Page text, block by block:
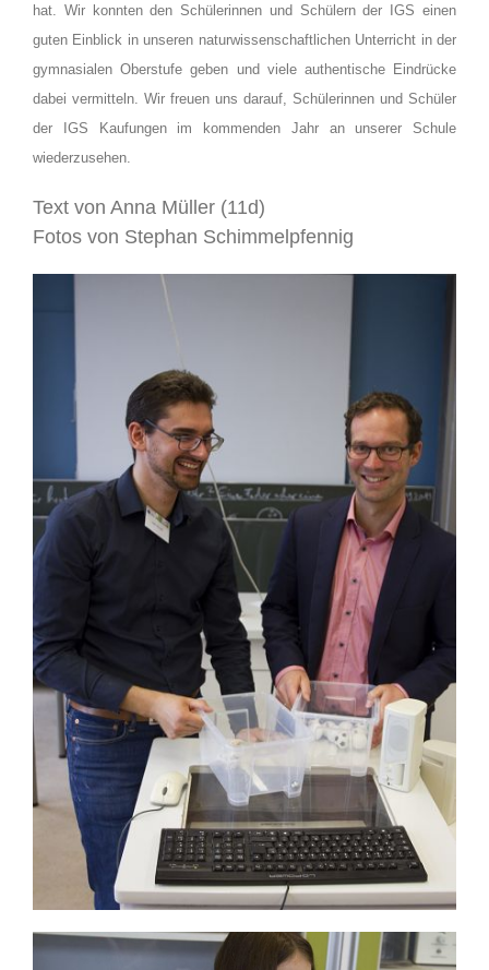
hat. Wir konnten den Schülerinnen und Schülern der IGS einen
guten Einblick in unseren naturwissenschaftlichen Unterricht in der
gymnasialen Oberstufe geben und viele authentische Eindrücke
dabei vermitteln. Wir freuen uns darauf, Schülerinnen und Schüler
der IGS Kaufungen im kommenden Jahr an unserer Schule
wiederzusehen.
Text von Anna Müller (11d)
Fotos von Stephan Schimmelpfennig